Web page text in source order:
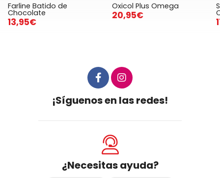
Oxicol Plus Omega
20,95€
Sup Tenex Batido de
Chocolate
17,95€
¡Síguenos en las redes!
¿Necesitas ayuda?